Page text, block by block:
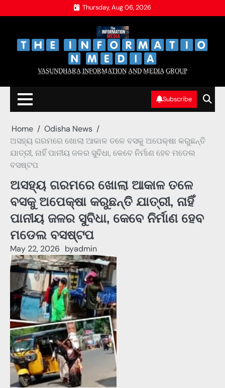
to
Thursday, Aug 06, 2026
V̲A̲S̲U̲N̲D̲H̲A̲R̲A̲ I̲N̲F̲O̲R̲M̲A̲T̲I̲O̲N̲ A̲N̲D̲ M̲E̲D̲I̲A̲ G̲R̲O̲U̲P̲
Subscribe
Home
Odisha News
ଅସହ୍ୟ ଗରମରେ ଖୋଲା ଆକାଳ ତଳେ ବସକୁ ଅପେକ୍ଷା କରୁଛନ୍ତି
ଯାତ୍ରୀ, ନାହିଁ ପାନୀୟ ଜଳର ସୁବିଧା, କେବେ ନିର୍ମାଣ ହେବ ମଡେଲ
ବସଷ୍ଟପ
ଅସହ୍ୟ ଗରମରେ ଖୋଲା ଆକାଳ ତଳେ
ବସକୁ ଅପେକ୍ଷା କରୁଛନ୍ତି ଯାତ୍ରୀ, ନାହିଁ
ପାନୀୟ ଜଳର ସୁବିଧା, କେବେ ନିର୍ମାଣ ହେବ
ମଡେଲ ବସଷ୍ଟପ
May 22, 2026 byadmin